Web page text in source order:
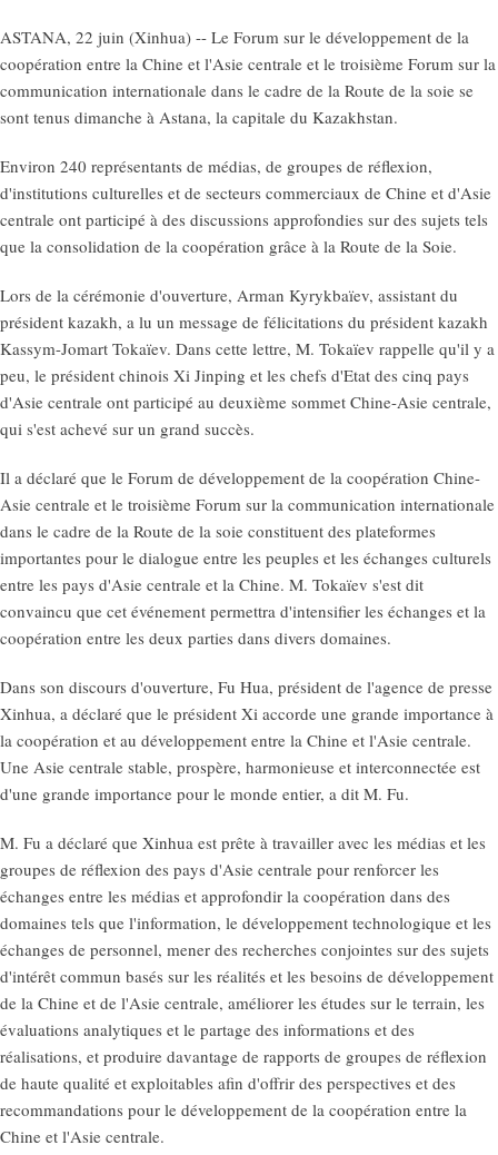
ASTANA, 22 juin (Xinhua) -- Le Forum sur le développement de la
coopération entre la Chine et l'Asie centrale et le troisième Forum sur la
communication internationale dans le cadre de la Route de la soie se
sont tenus dimanche à Astana, la capitale du Kazakhstan.
Environ 240 représentants de médias, de groupes de réflexion,
d'institutions culturelles et de secteurs commerciaux de Chine et d'Asie
centrale ont participé à des discussions approfondies sur des sujets tels
que la consolidation de la coopération grâce à la Route de la Soie.
Lors de la cérémonie d'ouverture, Arman Kyrykbaïev, assistant du
président kazakh, a lu un message de félicitations du président kazakh
Kassym-Jomart Tokaïev. Dans cette lettre, M. Tokaïev rappelle qu'il y a
peu, le président chinois Xi Jinping et les chefs d'Etat des cinq pays
d'Asie centrale ont participé au deuxième sommet Chine-Asie centrale,
qui s'est achevé sur un grand succès.
Il a déclaré que le Forum de développement de la coopération Chine-
Asie centrale et le troisième Forum sur la communication internationale
dans le cadre de la Route de la soie constituent des plateformes
importantes pour le dialogue entre les peuples et les échanges culturels
entre les pays d'Asie centrale et la Chine. M. Tokaïev s'est dit
convaincu que cet événement permettra d'intensifier les échanges et la
coopération entre les deux parties dans divers domaines.
Dans son discours d'ouverture, Fu Hua, président de l'agence de presse
Xinhua, a déclaré que le président Xi accorde une grande importance à
la coopération et au développement entre la Chine et l'Asie centrale.
Une Asie centrale stable, prospère, harmonieuse et interconnectée est
d'une grande importance pour le monde entier, a dit M. Fu.
M. Fu a déclaré que Xinhua est prête à travailler avec les médias et les
groupes de réflexion des pays d'Asie centrale pour renforcer les
échanges entre les médias et approfondir la coopération dans des
domaines tels que l'information, le développement technologique et les
échanges de personnel, mener des recherches conjointes sur des sujets
d'intérêt commun basés sur les réalités et les besoins de développement
de la Chine et de l'Asie centrale, améliorer les études sur le terrain, les
évaluations analytiques et le partage des informations et des
réalisations, et produire davantage de rapports de groupes de réflexion
de haute qualité et exploitables afin d'offrir des perspectives et des
recommandations pour le développement de la coopération entre la
Chine et l'Asie centrale.